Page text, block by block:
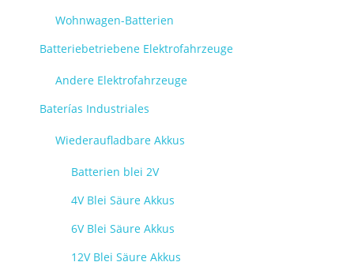
Wohnwagen-Batterien
Batteriebetriebene Elektrofahrzeuge
Andere Elektrofahrzeuge
Baterías Industriales
Wiederaufladbare Akkus
Batterien blei 2V
4V Blei Säure Akkus
6V Blei Säure Akkus
12V Blei Säure Akkus